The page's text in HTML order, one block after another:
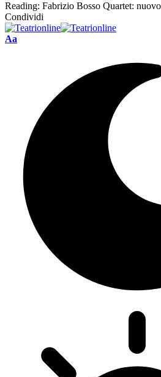
Reading: Fabrizio Bosso Quartet:
Condividi
Font
Aa